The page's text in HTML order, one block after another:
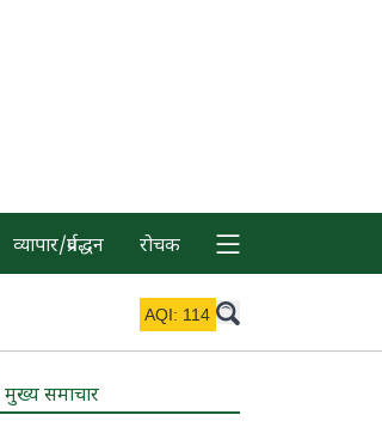
व्यापार/प्रर्वद्धन रोचक
AQI: 114
मुख्य समाचार